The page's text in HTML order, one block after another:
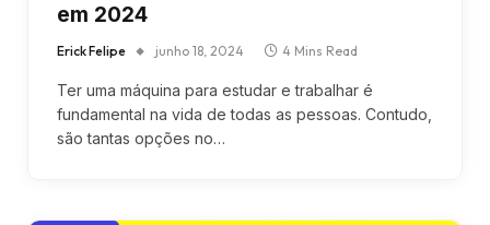
em 2024
Erick Felipe junho 18, 2024 4 Mins Read
Ter uma máquina para estudar e trabalhar é
fundamental na vida de todas as pessoas. Contudo,
são tantas opções no…